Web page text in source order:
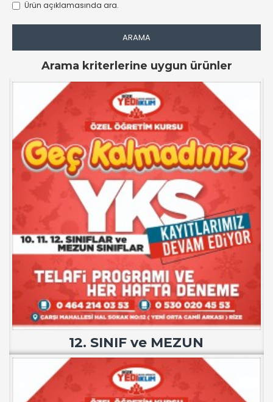
Ürün açıklamasında ara.
ARAMA
Arama kriterlerine uygun ürünler
12. SINIF ve MEZUN